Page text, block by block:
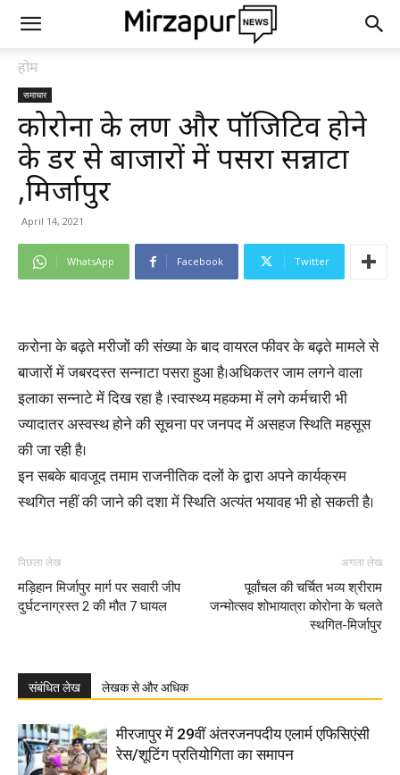
होम
समाचार
कोरोना के लक्षण और पॉजिटिव होने
के डर से बाजारों में पसरा सन्नाटा
,मिर्जापुर
April 14, 2021
WhatsApp Facebook Twitter
करोना के बढ़ते मरीजों की संख्या के बाद वायरल फीवर के बढ़ते मामले से
बाजारों में जबरदस्त सन्नाटा पसरा हुआ है।अधिकतर जाम लगने वाला
इलाका सन्नाटे में दिख रहा है ।स्वास्थ्य महकमा में लगे कर्मचारी भी
ज्यादातर अस्वस्थ होने की सूचना पर जनपद में असहज स्थिति महसूस
की जा रही है।
इन सबके बावजूद तमाम राजनीतिक दलों के द्वारा अपने कार्यक्रम
स्थगित नहीं की जाने की दशा में स्थिति अत्यंत भयावह भी हो सकती है।
पिछला लेख
मड़िहान मिर्जापुर मार्ग पर सवारी जीप
दुर्घटनाग्रस्त 2 की मौत 7 घायल
अगला लेख
पूर्वांचल की चर्चित भव्य श्रीराम
जन्मोत्सव शोभायात्रा कोरोना के चलते
स्थगित-मिर्जापुर
संबंधित लेख लेखक से और अधिक
मीरजापुर में 29वीं अंतरजनपदीय एलार्म एफिसिएंसी
रेस/शूटिंग प्रतियोगिता का समापन